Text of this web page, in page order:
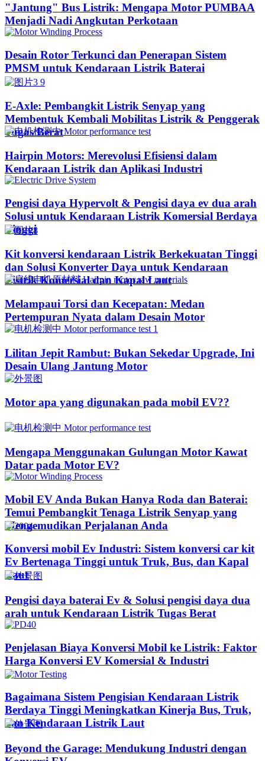
"Jantung" Bus Listrik: Mengapa Motor PUMBAA
Menjadi Nadi Angkutan Perkotaan
Desain Rotor Terkunci dan Penerapan Sistem
PMSM untuk Kendaraan Listrik Baterai
E-Axle: Pembangkit Listrik Senyap yang
Membentuk Kembali Mobilitas Listrik & Penggerak
Tugas Berat
Hairpin Motors: Merevolusi Efisiensi dalam
Kendaraan Listrik dan Aplikasi Industri
Pengisi daya Hypervolt & Pengisi daya ev dua arah
Solusi untuk Kendaraan Listrik Komersial Berdaya
Tinggi
Kit konversi kendaraan Listrik Berkekuatan Tinggi
dan Solusi Konverter Daya untuk Kendaraan
Listrik Komersial dan Kapal Laut
Melampaui Torsi dan Kecepatan: Medan
Pertempuran Nyata dalam Desain Motor
Lilitan Jepit Rambut: Bukan Sekedar Upgrade, Ini
Desain Ulang Jantung Motor
Motor apa yang digunakan pada mobil EV??​​
Mengapa Menggunakan Gulungan Motor Kawat
Datar pada Motor EV?
Mobil EV Anda Bukan Hanya Roda dan Baterai:
Temui Pembangkit Tenaga Listrik Senyap yang
Mengemudikan Perjalanan Anda
Konversi mobil Ev Industri: Sistem konversi car kit
Ev Bertenaga Tinggi untuk Truk, Bus, dan Kapal
Laut
Pengisi daya baterai Ev & Solusi pengisi daya dua
arah untuk Kendaraan Listrik Tugas Berat
Penjelasan Biaya Konversi Mobil ke Listrik: Faktor
Harga Konversi EV Komersial & Industri
Bagaimana Sistem Pengisian Kendaraan Listrik
Berdaya Tinggi Meningkatkan Kinerja Bus, Truk,
dan Kendaraan Listrik Laut
Beyond the Garage: Mendukung Industri dengan